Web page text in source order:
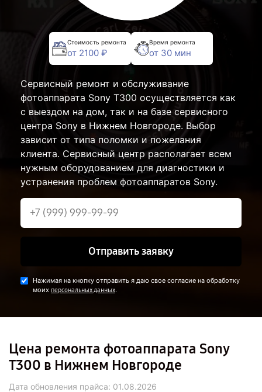
Стоимость ремонта
от 2100 ₽
Время ремонта
от 30 мин
Сервисный ремонт и обслуживание
фотоаппарата Sony T300 осуществляется как
с выездом на дом, так и на базе сервисного
центра Sony в Нижнем Новгороде. Выбор
зависит от типа поломки и пожелания
клиента. Сервисный центр располагает всем
нужным оборудованием для диагностики и
устранения проблем фотоаппаратов Sony.
Отправить заявку
Нажимая на кнопку отправить я даю свое согласие на обработку
моих персональных данных.
Цена ремонта фотоаппарата Sony
T300 в Нижнем Новгороде
Дата обновления прайса: 01.08.2026